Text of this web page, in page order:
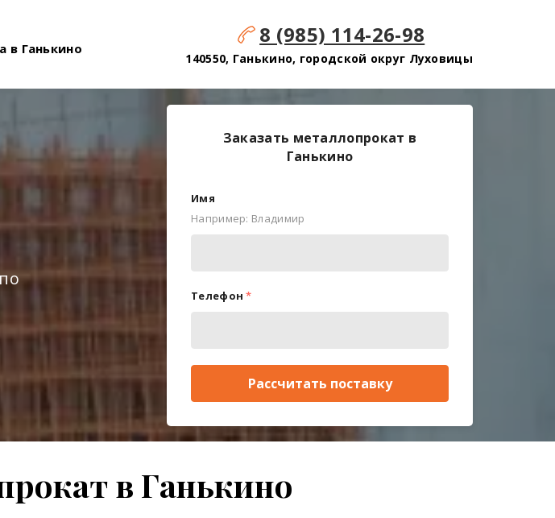
в Ганькино
8 (985) 114-26-98
140550, Ганькино, городской округ Луховицы
Заказать металлопрокат в
Ганькино
Имя
Например: Владимир
Телефон *
Рассчитать поставку
в Ганькино